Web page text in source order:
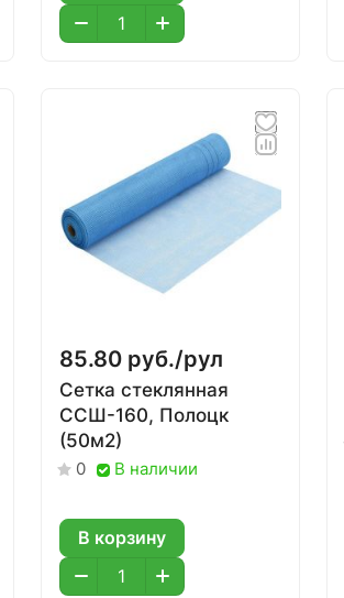
85.80 руб./рул
Сетка стеклянная
ССШ-160, Полоцк
(50м2)
0 В наличии
В корзину